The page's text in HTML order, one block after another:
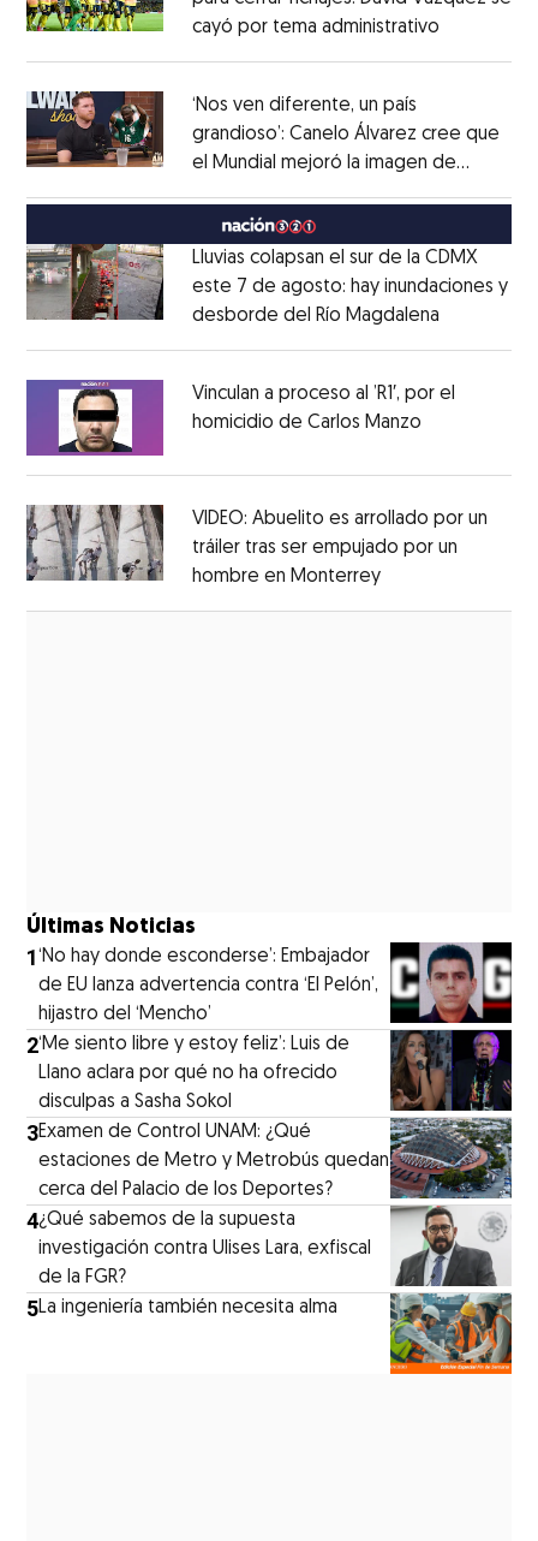
cayó por tema administrativo
‘Nos ven diferente, un país
grandioso’: Canelo Álvarez cree que
el Mundial mejoró la imagen de
Lluvias colapsan el sur de la CDMX
este 7 de agosto: hay inundaciones y
desborde del Río Magdalena
Vinculan a proceso al ’R1′, por el
homicidio de Carlos Manzo
VIDEO: Abuelito es arrollado por un
tráiler tras ser empujado por un
hombre en MonterreyOpens in new
Últimas Noticias
1‘No hay donde esconderse’: Embajador
de EU lanza advertencia contra ‘El Pelón’,
hijastro del ‘Mencho’
2‘Me siento libre y estoy feliz’: Luis de
Llano aclara por qué no ha ofrecido
disculpas a Sasha Sokol
3Examen de Control UNAM: ¿Qué
estaciones de Metro y Metrobús quedan
cerca del Palacio de los Deportes?
4¿Qué sabemos de la supuesta
investigación contra Ulises Lara, exfiscal
de la FGR?
5La ingeniería también necesita alma